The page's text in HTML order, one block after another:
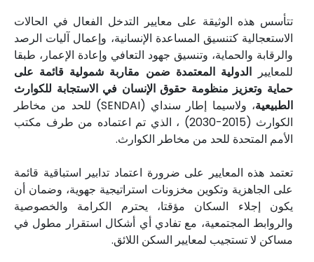
تتأسس هذه الوثيقة على معايير التدخل الفعال في الحالات
الاستعجالية كتنسيق المساعدة الإنسانية، وإعمال آليات الرصد
والرقابة والحماية، وتنسيق جهود التعافي وإعادة الإعمار، طبقا
للمعاييرالدولية المعتمدة ضمن مقاربة شمولية قائمة على
حماية وتعزيز منظومة حقوق الإنسان في الاستجابة للكوارث
الطبيعية
، ولاسيما إطار سنداي (SENDAI) للحد من مخاطر
الكوارث (2015-2030) ، الذي تم اعتماده من طرف مكتب
الأمم المتحدة للحد من مخاطر الكوارث.
تعتمد هذه المعايير على ضرورة اعتماد تدابير استباقية قائمة
على الجاهزية وتكوين مخزونات استراتيجية جهوية، وضمان أن
يكون إجلاء السكان مؤقتا، يحترم الكرامة والخصوصية
والروابط المجتمعية، مع تفادي أي أشكال استقرار مطول في
مساكن لا تستجيب لمعايير السكن اللائق.